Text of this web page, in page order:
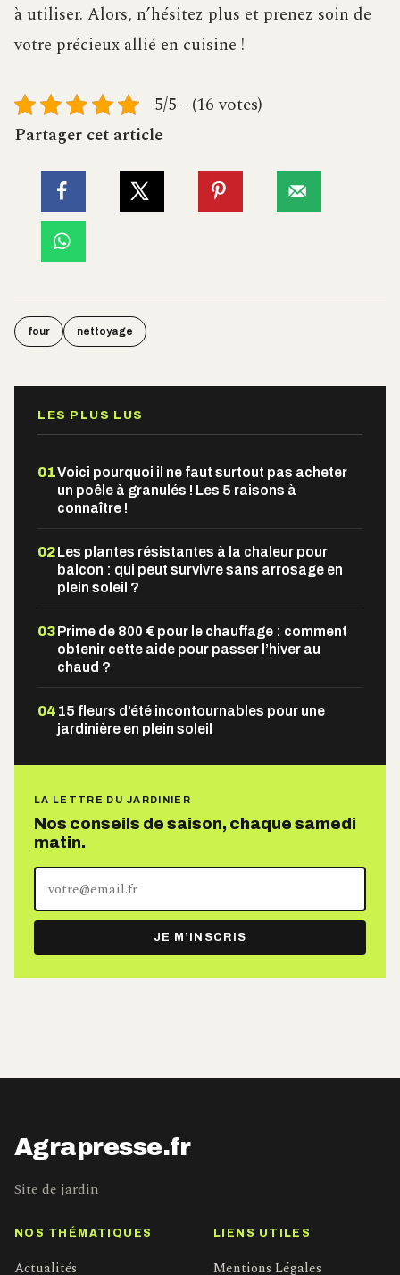
à utiliser. Alors, n’hésitez plus et prenez soin de
votre précieux allié en cuisine !
5/5 - (16 votes)
Partager cet article
four nettoyage
LES PLUS LUS
01Voici pourquoi il ne faut surtout pas acheter
un poêle à granulés ! Les 5 raisons à
connaître !
02Les plantes résistantes à la chaleur pour
balcon : qui peut survivre sans arrosage en
plein soleil ?
03Prime de 800 € pour le chauffage : comment
obtenir cette aide pour passer l’hiver au
chaud ?
04 15 fleurs d’été incontournables pour une
jardinière en plein soleil
LA LETTRE DU JARDINIER
Nos conseils de saison, chaque samedi
matin.
adresse
e-
mail
JE M’INSCRIS
Agrapresse.fr
Site de jardin
NOS THÉMATIQUES
Actualités
LIENS UTILES
Mentions Légales